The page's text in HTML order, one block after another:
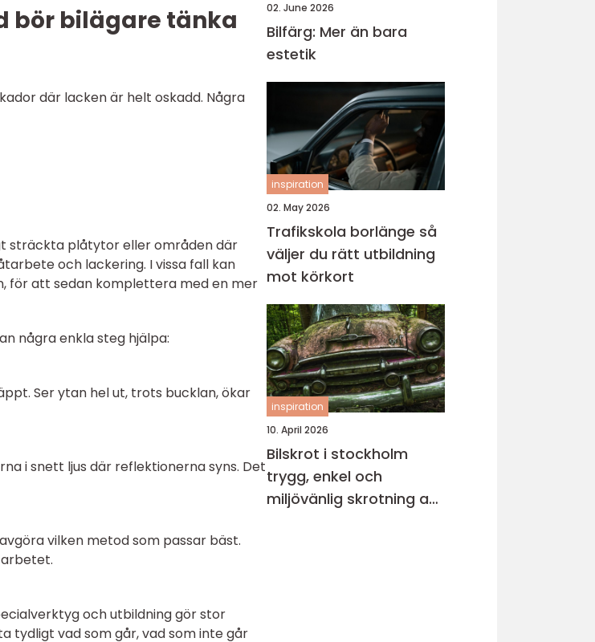
bör bilägare tänka
där lacken är helt oskadd. Några
sträckta plåtytor eller områden där
och lackering. I vissa fall kan
för att sedan komplettera med en mer
några enkla steg hjälpa:
Ser ytan hel ut, trots bucklan, ökar
i snett ljus där reflektionerna syns. Det
vilken metod som passar bäst.
och utbildning gör stor
tydligt vad som går, vad som inte går
02. June 2026
Bilfärg: Mer än bara
estetik
inspiration
02. May 2026
Trafikskola borlänge så
väljer du rätt utbildning
mot körkort
inspiration
10. April 2026
Bilskrot i stockholm
trygg, enkel och
miljövänlig skrotning av